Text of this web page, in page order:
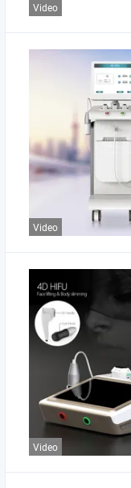
Video
Video
Video